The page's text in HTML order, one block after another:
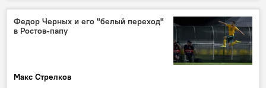
Федор Черных и его "белый переход"
в Ростов-папу
Макс Стрелков